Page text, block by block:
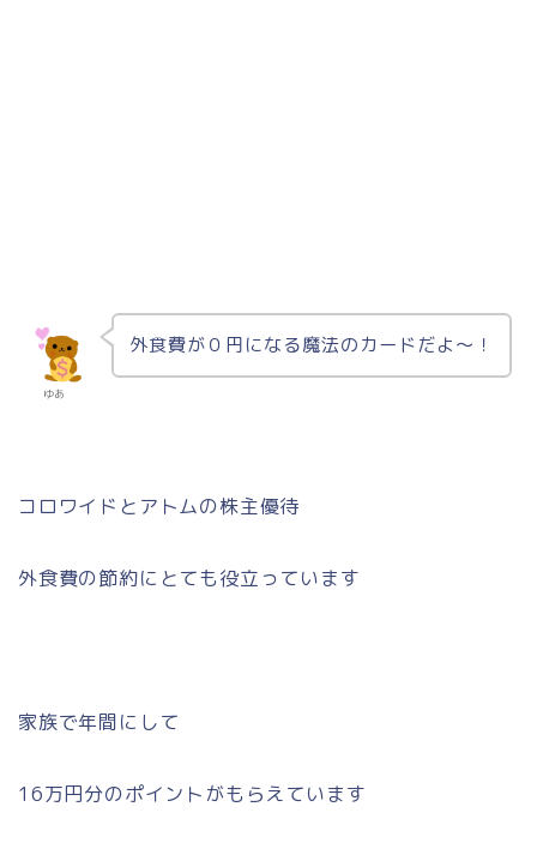
ゆあ
外食費が０円になる魔法のカードだよ〜！
コロワイドとアトムの株主優待
外食費の節約にとても役立っています
家族で年間にして
16万円分のポイントがもらえています